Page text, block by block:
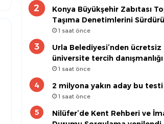
Konya Büyükşehir Zabıtası
Taşıma Denetimlerini
1 saat önce
Urla Belediyesi’nden ücretsiz
üniversite tercih danışmanlığı
1 saat önce
2 milyona yakın aday bu
1 saat önce
Nilüfer’de Kent Rehberi ve